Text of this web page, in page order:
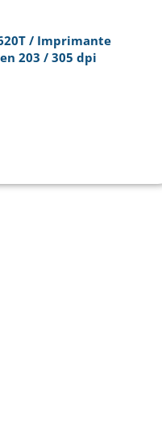
/ Imprimante
203 / 305 dpi